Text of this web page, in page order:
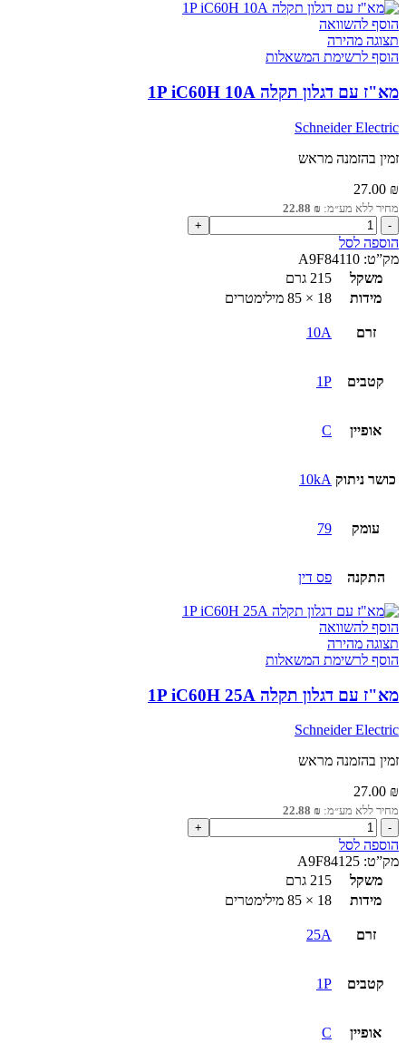
הוסף להשוואה
תצוגה מהירה
הוסף לרשימת המשאלות
מא"ז עם דגלון תקלה 1P iC60H 10A
Schneider Electric
זמין בהזמנה מראש
27.00 ₪
מחיר ללא מע״מ: 22.88 ₪
כמות
של
מא"ז
עם
דגלון
תקלה
iC60H
הוספה לסל
מק”ט: A9F84110
משקל
215 גרם
מידות
18 × 85 מילימטרים
זרם 10A
קטבים 1P
אופיין C
כושר ניתוק 10kA
עומק 79
התקנה פס דין
הוסף להשוואה
תצוגה מהירה
הוסף לרשימת המשאלות
מא"ז עם דגלון תקלה 1P iC60H 25A
Schneider Electric
זמין בהזמנה מראש
27.00 ₪
מחיר ללא מע״מ: 22.88 ₪
כמות
של
מא"ז
עם
דגלון
תקלה
iC60H
הוספה לסל
מק”ט: A9F84125
משקל
215 גרם
מידות
18 × 85 מילימטרים
זרם 25A
קטבים 1P
אופיין C